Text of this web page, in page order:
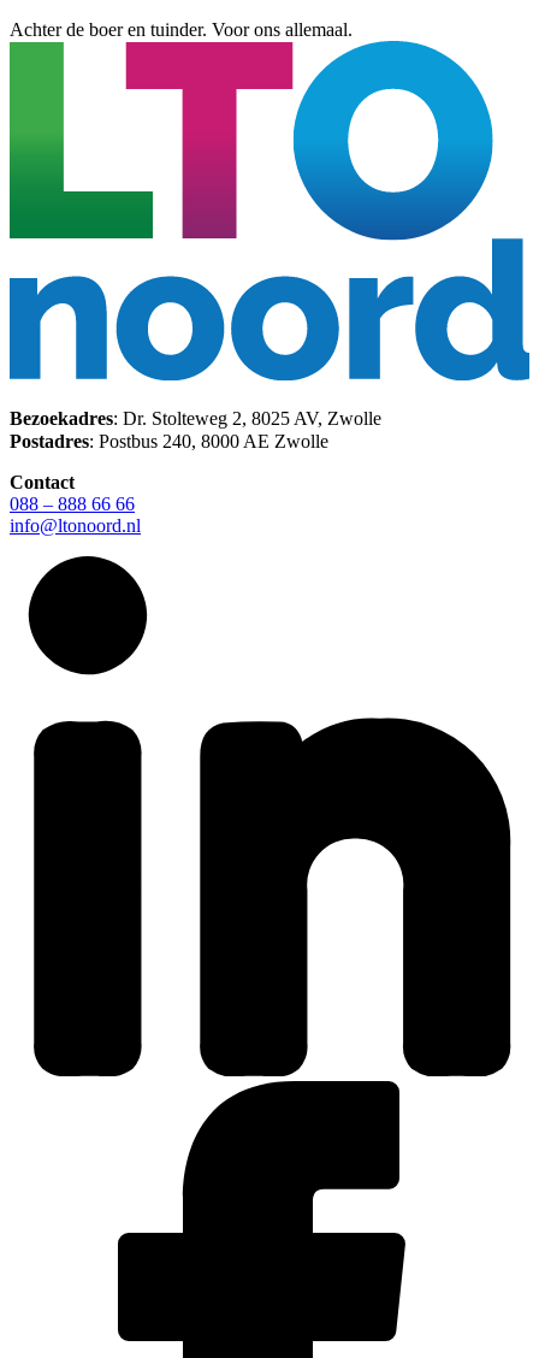
Achter de boer en tuinder. Voor ons allemaal.
Bezoekadres: Dr. Stolteweg 2, 8025 AV, Zwolle
Postadres: Postbus 240, 8000 AE Zwolle
Contact
088 – 888 66 66
info@ltonoord.nl